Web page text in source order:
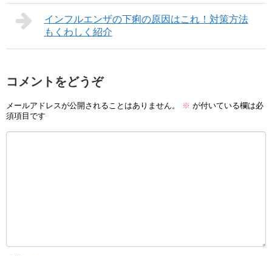
インフルエンザの下痢の原因はこれ！対策方法
もくわしく紹介
コメントをどうぞ
メールアドレスが公開されることはありません。 ※ が付いている欄は必
須項目です